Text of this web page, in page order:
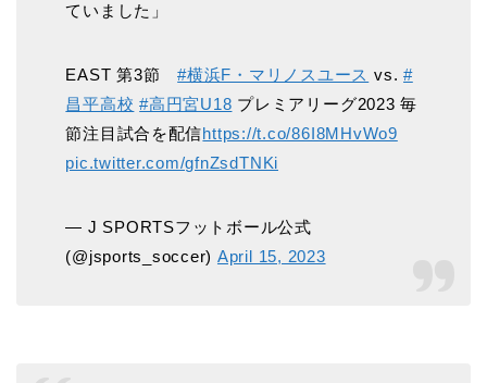
ていました」
EAST 第3節#横浜F・マリノスユース vs.#
昌平高校 #高円宮U18 プレミアリーグ2023 毎
節注目試合を配信https://t.co/86I8MHvWo9
pic.twitter.com/gfnZsdTNKi
— J SPORTSフットボール公式
(@jsports_soccer) April 15, 2023